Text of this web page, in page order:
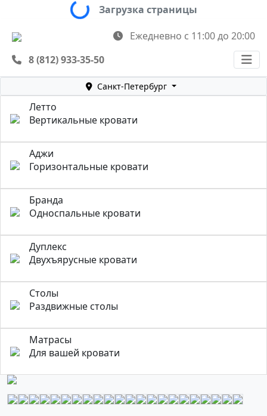
Loading...Загрузка страницы
Ежедневно с 11:00 до 20:00
8 (812) 933-35-50
Санкт-Петербург
Летто
Вертикальные кровати
Аджи
Горизонтальные кровати
Бранда
Односпальные кровати
Дуплекс
Двухъярусные кровати
Столы
Раздвижные столы
Матрасы
Для вашей кровати